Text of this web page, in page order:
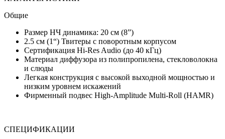
Общие
Размер НЧ динамика: 20 см (8”)
2.5 см (1“) Твитеры с поворотным корпусом
Сертификация Hi-Res Audio (до 40 кГц)
Материал диффузора из полипропилена, стекловолокна
и слюды
Легкая конструкция с высокой выходной мощностью и
низким уровнем искажений
Фирменный подвес High-Amplitude Multi-Roll (HAMR)
СПЕЦИФИКАЦИИ